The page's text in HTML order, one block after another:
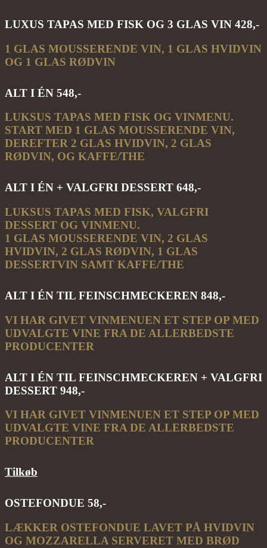
LUXUS TAPAS MED FISK OG 3 GLAS VIN 428,-
1 GLAS MOUSSERENDE VIN, 1 GLAS HVIDVIN
OG 1 GLAS RØDVIN
ALT I ÉN 548,-
LUKSUS TAPAS MED FISK OG VINMENU.
START MED 1 GLAS MOUSSERENDE VIN,
DEREFTER 2 GLAS HVIDVIN, 2 GLAS
RØDVIN, OG KAFFE/THE
ALT I ÉN + VALGFRI DESSERT 648,-
LUKSUS TAPAS MED FISK, VALGFRI
DESSERT OG VINMENU.
1 GLAS MOUSSERENDE VIN, 2 GLAS
HVIDVIN, 2 GLAS RØDVIN, 1 GLAS
DESSERTVIN SAMT KAFFE/THE
ALT I ÉN TIL FEINSCHMECKEREN 848,-
VI HAR GIVET VINMENUEN ET STEP OP MED
UDVALGTE VINE FRA DE ALLERBEDSTE
PRODUCENTER
ALT I ÉN TIL FEINSCHMECKEREN + VALGFRI
DESSERT 948,-
VI HAR GIVET VINMENUEN ET STEP OP MED
UDVALGTE VINE FRA DE ALLERBEDSTE
PRODUCENTER
Tilkøb
OSTEFONDUE 58,-
LÆKKER OSTEFONDUE LAVET PÅ HVIDVIN
OG MOZZARELLA SERVERET MED BRØD